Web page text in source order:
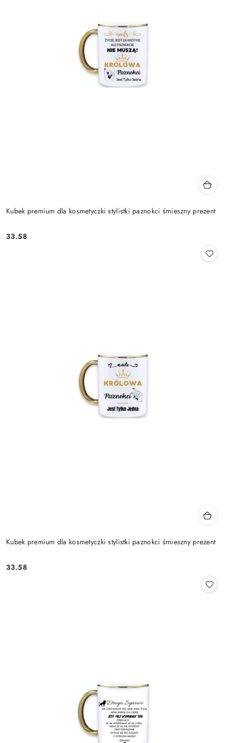
Kubek premium dla kosmetyczki stylistki paznokci śmieszny prezent
Cena:
33.58
Kubek premium dla kosmetyczki stylistki paznokci śmieszny prezent
Cena:
33.58